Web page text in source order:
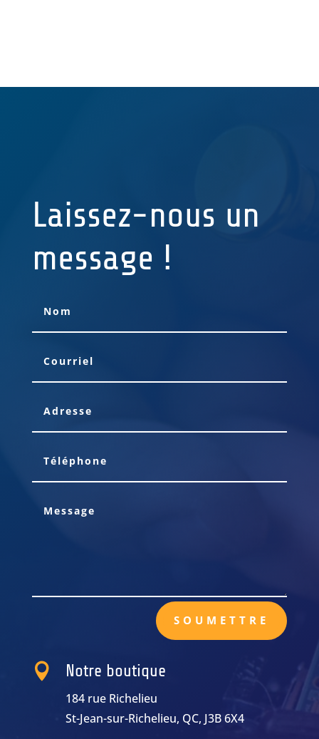
Laissez-nous un
message !
SOUMETTRE
 Notre boutique
184 rue Richelieu
St-Jean-sur-Richelieu, QC, J3B 6X4